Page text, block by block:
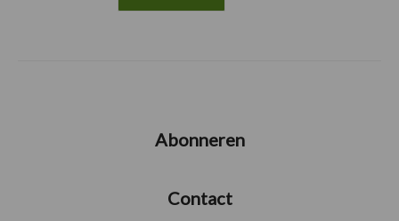
Abonneren
Contact